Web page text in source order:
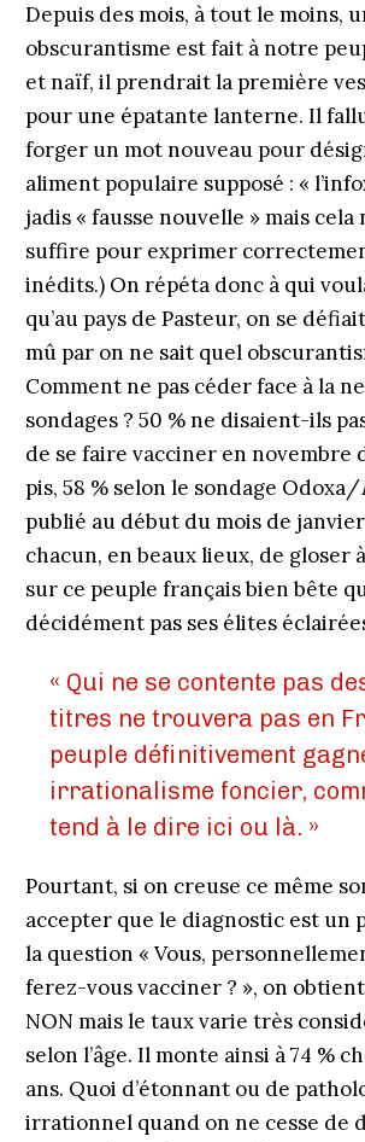
Depuis des mois, à tout le moins,
obscurantisme est fait à notre
et naïf, il prendrait la première
pour une épatante lanterne. Il
forger un mot nouveau pour
aliment populaire supposé : «
jadis « fausse nouvelle » mais cela
suffire pour exprimer
inédits.) On répéta donc à qui
qu’au pays de Pasteur, on se
mû par on ne sait quel
Comment ne pas céder face à la
sondages ? 50 % ne disaient-ils
de se faire vacciner en novembre
pis, 58 % selon le sondage Odoxa/
publié au début du mois de janvier
chacun, en beaux lieux, de gloser
sur ce peuple français bien bête
décidément pas ses élites
« Qui ne se contente pas
titres ne trouvera pas en
peuple définitivement
irrationalisme foncier,
tend à le dire ici ou là. »
Pourtant, si on creuse ce même
accepter que le diagnostic est un
la question « Vous,
ferez-vous vacciner ? », on
NON mais le taux varie très
selon l’âge. Il monte ainsi à 74 %
ans. Quoi d’étonnant ou de
irrationnel quand on ne cesse de